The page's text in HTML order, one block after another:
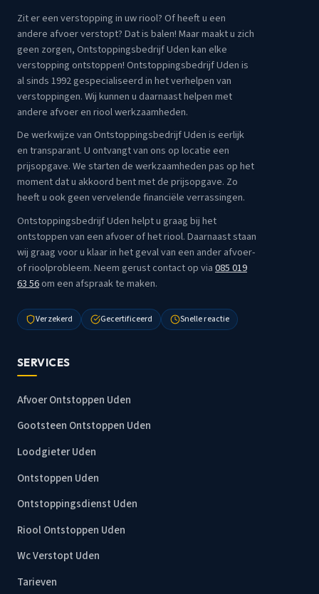
Zit er een verstopping in uw riool? Of heeft u een
andere afvoer verstopt? Dat is balen! Maar maakt u zich
geen zorgen, Ontstoppingsbedrijf Uden kan elke
verstopping ontstoppen! Ontstoppingsbedrijf Uden is
al sinds 1992 gespecialiseerd in het verhelpen van
verstoppingen. Wij kunnen u daarnaast helpen met
andere afvoer en riool werkzaamheden.
De werkwijze van Ontstoppingsbedrijf Uden is eerlijk
en transparant. U ontvangt van ons op locatie een
prijsopgave. We starten de werkzaamheden pas op het
moment dat u akkoord bent met de prijsopgave. Zo
heeft u ook geen vervelende financiële verrassingen.
Ontstoppingsbedrijf Uden helpt u graag bij het
ontstoppen van een afvoer of het riool. Daarnaast staan
wij graag voor u klaar in het geval van een ander afvoer-
of rioolprobleem. Neem gerust contact op via085 019
63 56om een afspraak te maken.
Verzekerd Gecertificeerd Snelle reactie
SERVICES
Afvoer Ontstoppen Uden
Gootsteen Ontstoppen Uden
Loodgieter Uden
Ontstoppen Uden
Ontstoppingsdienst Uden
Riool Ontstoppen Uden
Wc Verstopt Uden
Tarieven